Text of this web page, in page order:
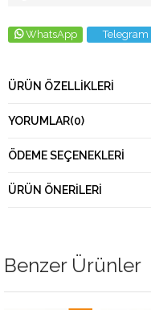
WhatsApp Telegram
ÜRÜN ÖZELLIKLERI
YORUMLAR(0)
ÖDEME SEÇENEKLERI
ÜRÜN ÖNERILERI
Benzer Ürünler